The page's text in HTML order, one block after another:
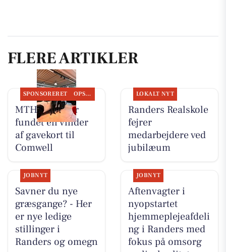
FLERE ARTIKLER
SPONSORERET OPSLAGSTAVLEN
MTH Biler har
fundet en vinder
af gavekort til
Comwell
LOKALT NYT
Randers Realskole
fejrer
medarbejdere ved
jubilæum
JOBNYT
Savner du nye
græsgange? - Her
er nye ledige
stillinger i
Randers og omegn
JOBNYT
Aftenvagter i
nyopstartet
hjemmeplejeafdeli
ng i Randers med
fokus på omsorg